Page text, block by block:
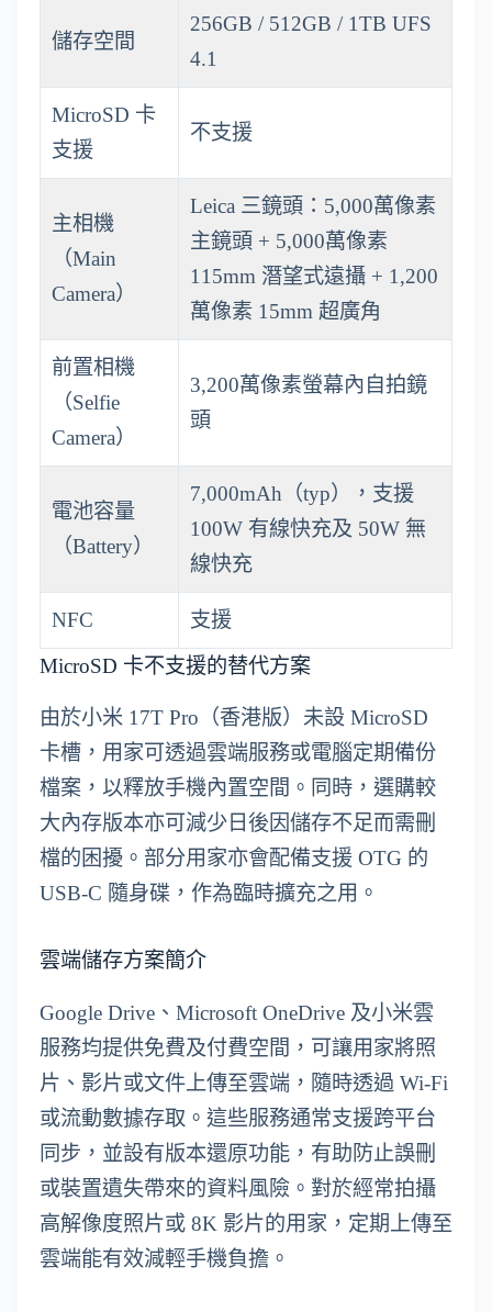
儲存空間
256GB / 512GB / 1TB UFS
4.1
MicroSD 卡
支援
不支援
主相機
（Main
Camera）
Leica 三鏡頭：5,000萬像素
主鏡頭 + 5,000萬像素
115mm 潛望式遠攝 + 1,200
萬像素 15mm 超廣角
前置相機
（Selfie
Camera）
3,200萬像素螢幕內自拍鏡
頭
電池容量
（Battery）
7,000mAh（typ），支援
100W 有線快充及 50W 無
線快充
NFC
支援
MicroSD 卡不支援的替代方案
由於小米 17T Pro（香港版）未設 MicroSD
卡槽，用家可透過雲端服務或電腦定期備份
檔案，以釋放手機內置空間。同時，選購較
大內存版本亦可減少日後因儲存不足而需刪
檔的困擾。部分用家亦會配備支援 OTG 的
USB-C 隨身碟，作為臨時擴充之用。
雲端儲存方案簡介
Google Drive、Microsoft OneDrive 及小米雲
服務均提供免費及付費空間，可讓用家將照
片、影片或文件上傳至雲端，隨時透過 Wi-Fi
或流動數據存取。這些服務通常支援跨平台
同步，並設有版本還原功能，有助防止誤刪
或裝置遺失帶來的資料風險。對於經常拍攝
高解像度照片或 8K 影片的用家，定期上傳至
雲端能有效減輕手機負擔。